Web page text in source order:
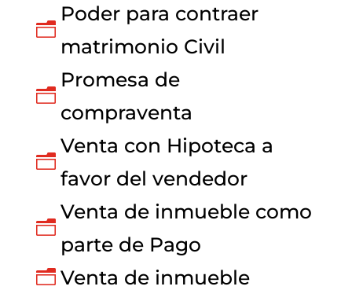
n
Poder para contraer
matrimonio Civil
n
Promesa de
compraventa
n
Venta con Hipoteca a
favor del vendedor
n
Venta de inmueble como
parte de Pago
n Venta de inmueble